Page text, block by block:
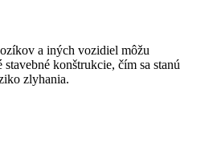
a iných vozidiel môžu
konštrukcie, čím sa stanú
zlyhania.